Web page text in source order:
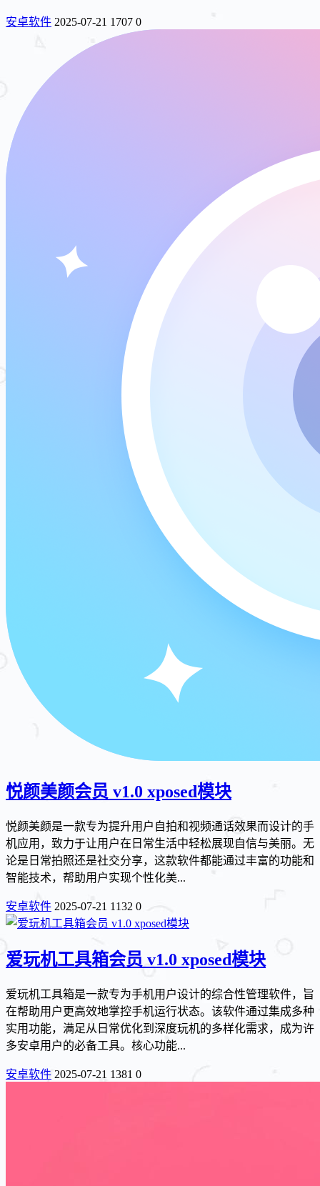
安卓软件 2025-07-21 1707 0
悦颜美颜会员 v1.0 xposed模块
悦颜美颜是一款专为提升用户自拍和视频通话效果而设计的手
机应用，致力于让用户在日常生活中轻松展现自信与美丽。无
论是日常拍照还是社交分享，这款软件都能通过丰富的功能和
智能技术，帮助用户实现个性化美...
安卓软件 2025-07-21 1132 0
爱玩机工具箱会员 v1.0 xposed模块
爱玩机工具箱是一款专为手机用户设计的综合性管理软件，旨
在帮助用户更高效地掌控手机运行状态。该软件通过集成多种
实用功能，满足从日常优化到深度玩机的多样化需求，成为许
多安卓用户的必备工具。核心功能...
安卓软件 2025-07-21 1381 0